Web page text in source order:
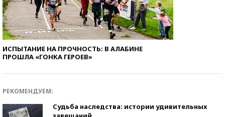
ИСПЫТАНИЕ НА ПРОЧНОСТЬ: В АЛАБИНЕ
ПРОШЛА «ГОНКА ГЕРОЕВ»
РЕКОМЕНДУЕМ:
Судьба наследства: истории удивительных